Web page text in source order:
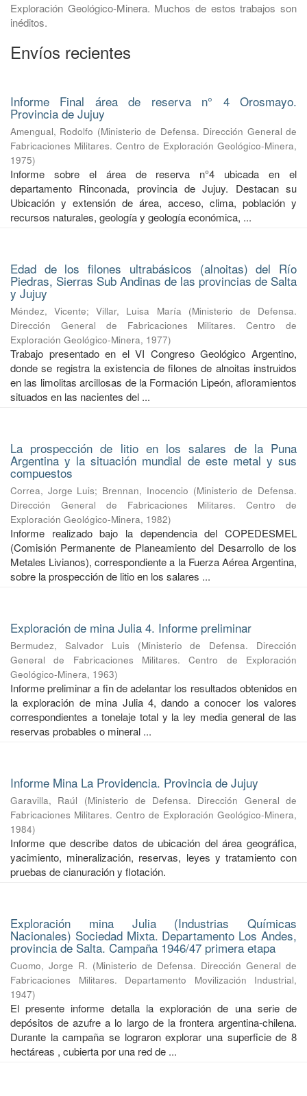
Exploración Geológico-Minera. Muchos de estos trabajos son
inéditos.
Envíos recientes
Informe Final área de reserva n° 4 Orosmayo.
Provincia de Jujuy
Amengual, Rodolfo (Ministerio de Defensa. Dirección General de
Fabricaciones Militares. Centro de Exploración Geológico-Minera,
1975)
Informe sobre el área de reserva n°4 ubicada en el
departamento Rinconada, provincia de Jujuy. Destacan su
Ubicación y extensión de área, acceso, clima, población y
recursos naturales, geología y geología económica, ...
Edad de los filones ultrabásicos (alnoitas) del Río
Piedras, Sierras Sub Andinas de las provincias de Salta
y Jujuy
Méndez, Vicente;Villar, Luisa María (Ministerio de Defensa.
Dirección General de Fabricaciones Militares. Centro de
Exploración Geológico-Minera, 1977)
Trabajo presentado en el VI Congreso Geológico Argentino,
donde se registra la existencia de filones de alnoitas instruidos
en las limolitas arcillosas de la Formación Lipeón, afloramientos
situados en las nacientes del ...
La prospección de litio en los salares de la Puna
Argentina y la situación mundial de este metal y sus
compuestos
Correa, Jorge Luis; Brennan, Inocencio (Ministerio de Defensa.
Dirección General de Fabricaciones Militares. Centro de
Exploración Geológico-Minera, 1982)
Informe realizado bajo la dependencia del COPEDESMEL
(Comisión Permanente de Planeamiento del Desarrollo de los
Metales Livianos), correspondiente a la Fuerza Aérea Argentina,
sobre la prospección de litio en los salares ...
Exploración de mina Julia 4. Informe preliminar
Bermudez, Salvador Luis (Ministerio de Defensa. Dirección
General de Fabricaciones Militares. Centro de Exploración
Geológico-Minera, 1963)
Informe preliminar a fin de adelantar los resultados obtenidos en
la exploración de mina Julia 4, dando a conocer los valores
correspondientes a tonelaje total y la ley media general de las
reservas probables o mineral ...
Informe Mina La Providencia. Provincia de Jujuy
Garavilla, Raúl (Ministerio de Defensa. Dirección General de
Fabricaciones Militares. Centro de Exploración Geológico-Minera,
1984)
Informe que describe datos de ubicación del área geográfica,
yacimiento, mineralización, reservas, leyes y tratamiento con
pruebas de cianuración y flotación.
Exploración mina Julia (Industrias Químicas
Nacionales) Sociedad Mixta. Departamento Los Andes,
provincia de Salta. Campaña 1946/47 primera etapa
Cuomo, Jorge R. (Ministerio de Defensa. Dirección General de
Fabricaciones Militares. Departamento Movilización Industrial,
1947)
El presente informe detalla la exploración de una serie de
depósitos de azufre a lo largo de la frontera argentina-chilena.
Durante la campaña se lograron explorar una superficie de 8
hectáreas , cubierta por una red de ...